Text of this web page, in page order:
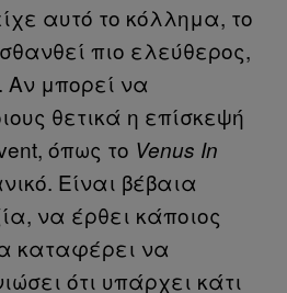
αυτό το κόλλημα, το
πιο ελεύθερος,
Αν μπορεί να
θετικά η επίσκεψή
όπως το Venus In
Είναι βέβαια
να έρθει κάποιος
καταφέρει να
ότι υπάρχει κάτι